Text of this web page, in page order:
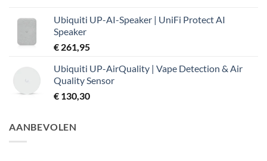
Ubiquiti UP-AI-Speaker | UniFi Protect AI
Speaker
€ 261,95
Ubiquiti UP-AirQuality | Vape Detection & Air
Quality Sensor
€ 130,30
AANBEVOLEN